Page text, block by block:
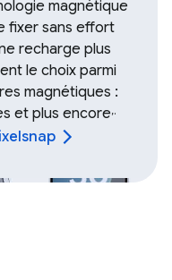
magnétique
fixer sans effort
recharge plus
le choix parmi
magnétiques :
et plus encore,.